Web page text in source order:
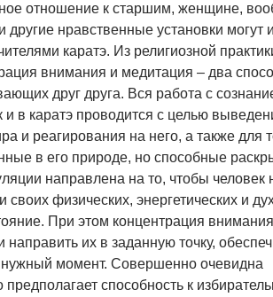
отношение к старшим, женщине,
нравственные установки могут
каратэ. Из религиозной
внимания и медитация – два
друг друга. Вся работа с
в каратэ проводится с целью
и реагирования на него, а также для
в его природе, но способные
направлена на то, чтобы человек
физических, энергетических и
При этом концентрация внимания
их в заданную точку,
момент. Совершенно очевидна
способность к